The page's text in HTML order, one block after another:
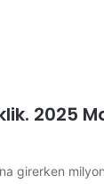
2025
girerken